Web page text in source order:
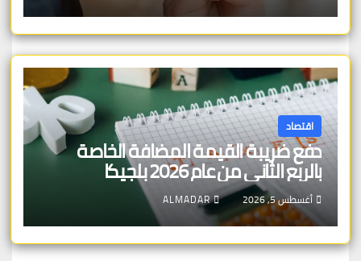
اقتصاد
دفع ضريبة القيمة المضافة الخاصة
بالربع الثاني من عام 2026 بلجيكا
أغسطس 5, 2026 ALMADAR